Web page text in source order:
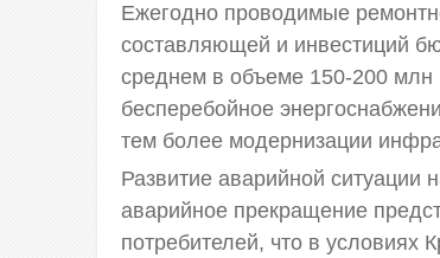
Ежегодно проводимые
составляющей и инвестиций
среднем в объеме 150-200 млн
бесперебойное
тем более модернизации
Развитие аварийной ситуации
аварийное прекращение
потребителей, что в условиях